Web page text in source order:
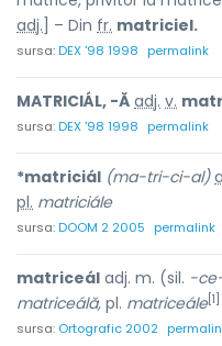
adj. ] – Din fr. matriciel.
sursa:DEX '98 1998 permalink
MATRICIÁL, -Ă adj. v.
sursa:DEX '98 1998 permalink
*matriciál (ma-tri-ci-al)
pl. matriciále
sursa:DOOM 2 2005 permalink
matriceál adj. m. (sil. -
matriceálă, pl. matriceále[1]
sursa: Ortografic 2002